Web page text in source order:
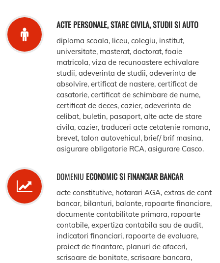
ACTE PERSONALE, STARE CIVILA, STUDII SI AUTO
diploma scoala, liceu, colegiu, institut,
universitate, masterat, doctorat, foaie
matricola, viza de recunoastere echivalare
studii, adeverinta de studii, adeverinta de
absolvire, ertificat de nastere, certificat de
casatorie, certificat de schimbare de nume,
certificat de deces, cazier, adeverinta de
celibat, buletin, pasaport, alte acte de stare
civila, cazier, traduceri acte cetatenie romana,
brevet, talon autovehicul, brief/ brif masina,
asigurare obligatorie RCA, asigurare Casco.
DOMENIU ECONOMIC SI FINANCIAR BANCAR
acte constitutive, hotarari AGA, extras de cont
bancar, bilanturi, balante, rapoarte financiare,
documente contabilitate primara, rapoarte
contabile, expertiza contabila sau de audit,
indicatori financiari, rapoarte de evaluare,
proiect de finantare, planuri de afaceri,
scrisoare de bonitate, scrisoare bancara,